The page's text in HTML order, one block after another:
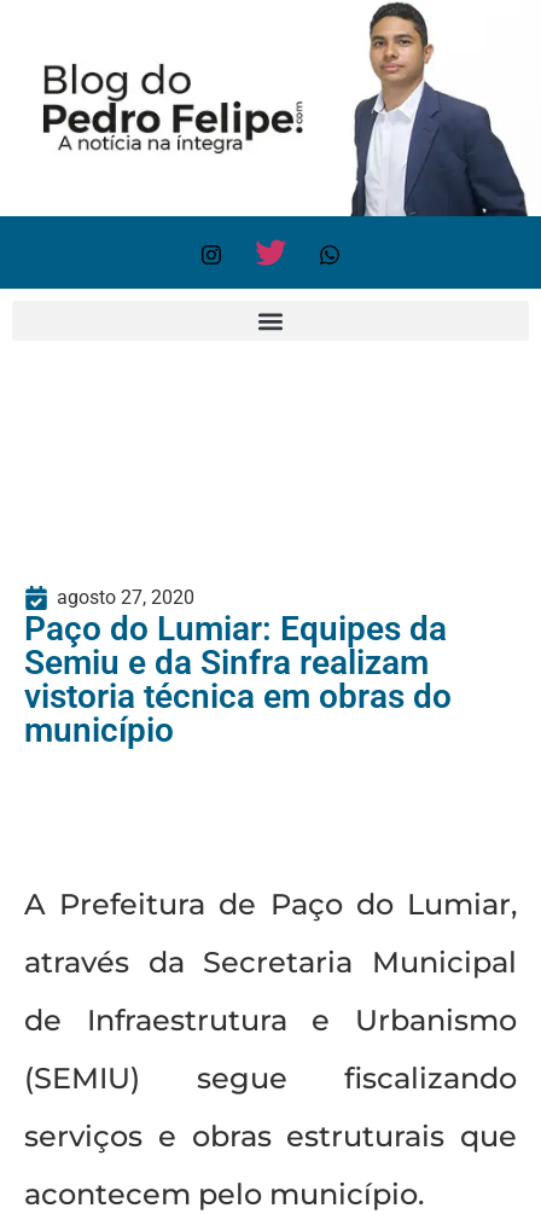
agosto 27, 2020
Paço do Lumiar: Equipes da
Semiu e da Sinfra realizam
vistoria técnica em obras do
município
A Prefeitura de Paço do Lumiar,
através da Secretaria Municipal
de Infraestrutura e Urbanismo
(SEMIU) segue fiscalizando
serviços e obras estruturais que
acontecem pelo município.